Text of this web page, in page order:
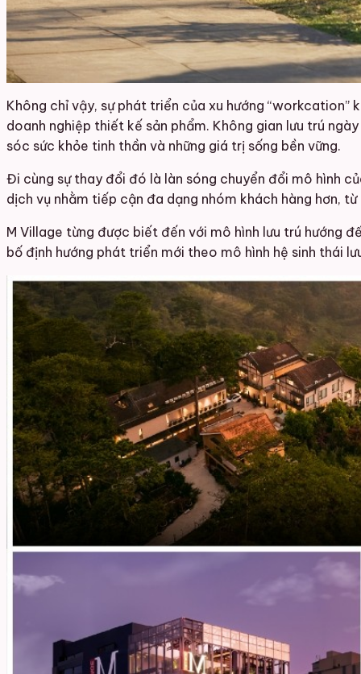
Không chỉ vậy, sự phát triển của xu hướng
doanh nghiệp thiết kế sản phẩm. Không gian lưu trú
sóc sức khỏe tinh thần và những giá trị sống bền vững.
Đi cùng sự thay đổi đó là làn sóng chuyển đổi mô hình
dịch vụ nhằm tiếp cận đa dạng nhóm khách hàng hơn,
M Village từng được biết đến với mô hình lưu trú hướng
bố định hướng phát triển mới theo mô hình hệ sinh thái